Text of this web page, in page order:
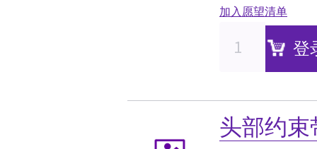
加入愿望清单
登
头部约束